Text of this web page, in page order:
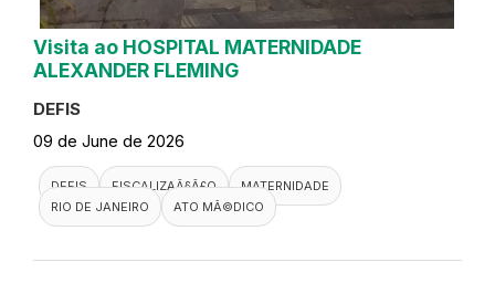
Visita ao HOSPITAL MATERNIDADE
ALEXANDER FLEMING
DEFIS
09 de June de 2026
DEFIS FISCALIZAÃ§Ã£O
MATERNIDADE
RIO DE JANEIRO
ATO MÃ©DICO